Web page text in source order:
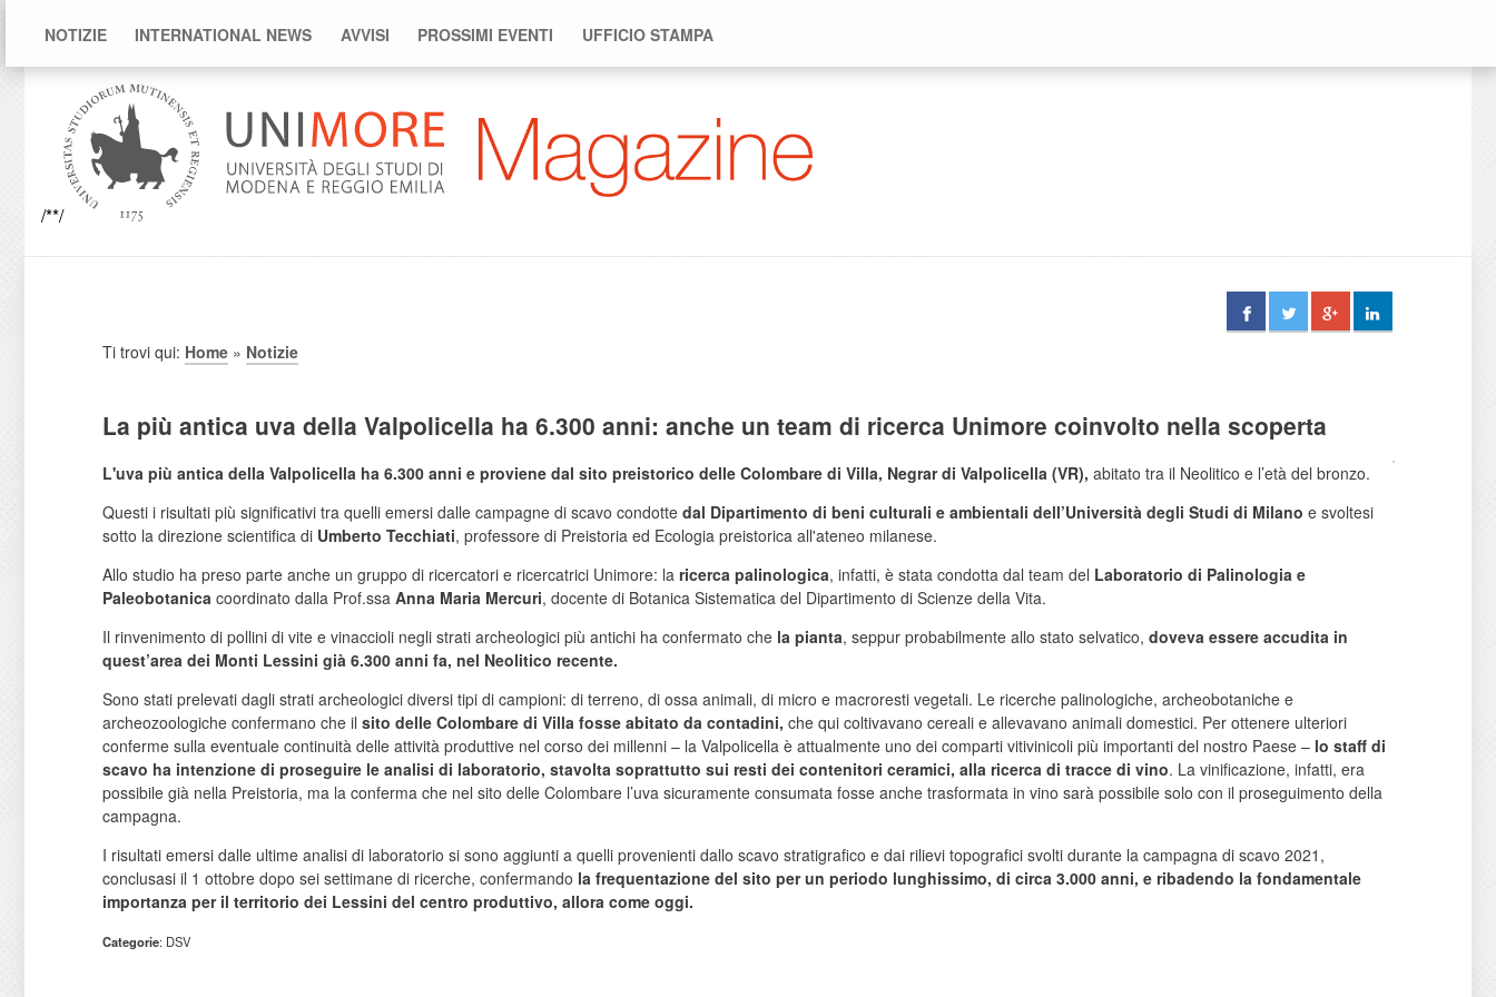
NOTIZIE INTERNATIONAL NEWS AVVISI PROSSIMI EVENTI UFFICIO STAMPA
/**/
Ti trovi qui: Home » Notizie
La più antica uva della Valpolicella ha 6.300 anni: anche un team di ricerca Unimore coinvolto nella scoperta
L'uva più antica della Valpolicella ha 6.300 anni e proviene dal sito preistorico delle Colombare di Villa, Negrar di Valpolicella (VR), abitato tra il Neolitico e l’età del bronzo.
Questi i risultati più significativi tra quelli emersi dalle campagne di scavo condotte dal Dipartimento di beni culturali e ambientali dell’Università degli Studi di Milano e svoltesi
sotto la direzione scientifica di Umberto Tecchiati, professore di Preistoria ed Ecologia preistorica all'ateneo milanese.
Allo studio ha preso parte anche un gruppo di ricercatori e ricercatrici Unimore: la ricerca palinologica, infatti, è stata condotta dal team del Laboratorio di Palinologia e
Paleobotanica coordinato dalla Prof.ssa Anna Maria Mercuri, docente di Botanica Sistematica del Dipartimento di Scienze della Vita.
Il rinvenimento di pollini di vite e vinaccioli negli strati archeologici più antichi ha confermato che la pianta, seppur probabilmente allo stato selvatico, doveva essere accudita in
quest’area dei Monti Lessini già 6.300 anni fa, nel Neolitico recente.
Sono stati prelevati dagli strati archeologici diversi tipi di campioni: di terreno, di ossa animali, di micro e macroresti vegetali. Le ricerche palinologiche, archeobotaniche e
archeozoologiche confermano che il sito delle Colombare di Villa fosse abitato da contadini, che qui coltivavano cereali e allevavano animali domestici. Per ottenere ulteriori
conferme sulla eventuale continuità delle attività produttive nel corso dei millenni – la Valpolicella è attualmente uno dei comparti vitivinicoli più importanti del nostro Paese – lo staff di
scavo ha intenzione di proseguire le analisi di laboratorio, stavolta soprattutto sui resti dei contenitori ceramici, alla ricerca di tracce di vino. La vinificazione, infatti, era
possibile già nella Preistoria, ma la conferma che nel sito delle Colombare l’uva sicuramente consumata fosse anche trasformata in vino sarà possibile solo con il proseguimento della
campagna.
I risultati emersi dalle ultime analisi di laboratorio si sono aggiunti a quelli provenienti dallo scavo stratigrafico e dai rilievi topografici svolti durante la campagna di scavo 2021,
conclusasi il 1 ottobre dopo sei settimane di ricerche, confermando la frequentazione del sito per un periodo lunghissimo, di circa 3.000 anni, e ribadendo la fondamentale
importanza per il territorio dei Lessini del centro produttivo, allora come oggi.
Categorie: DSV